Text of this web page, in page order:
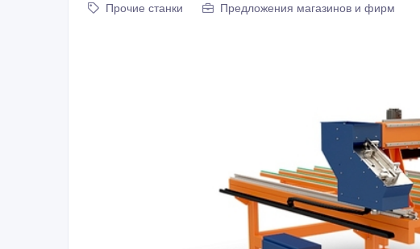
Прочие станки
Предложения магазинов и фирм